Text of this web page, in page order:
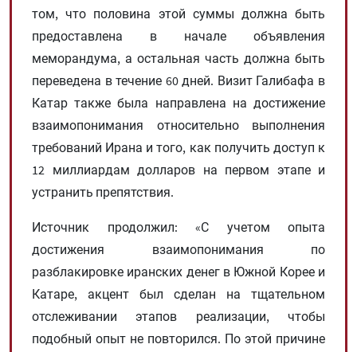
том, что половина этой суммы должна быть
предоставлена ​​в начале объявления
меморандума, а остальная часть должна быть
переведена в течение 60 дней. Визит Галибафа в
Катар также была направлена ​​на достижение
взаимопонимания относительно выполнения
требований Ирана и того, как получить доступ к
12 миллиардам долларов на первом этапе и
устранить препятствия.
Источник продолжил: «С учетом опыта
достижения взаимопонимания по
разблакировке иранских денег в Южной Корее и
Катаре, акцент был сделан на тщательном
отслеживании этапов реализации, чтобы
подобный опыт не повторился. По этой причине